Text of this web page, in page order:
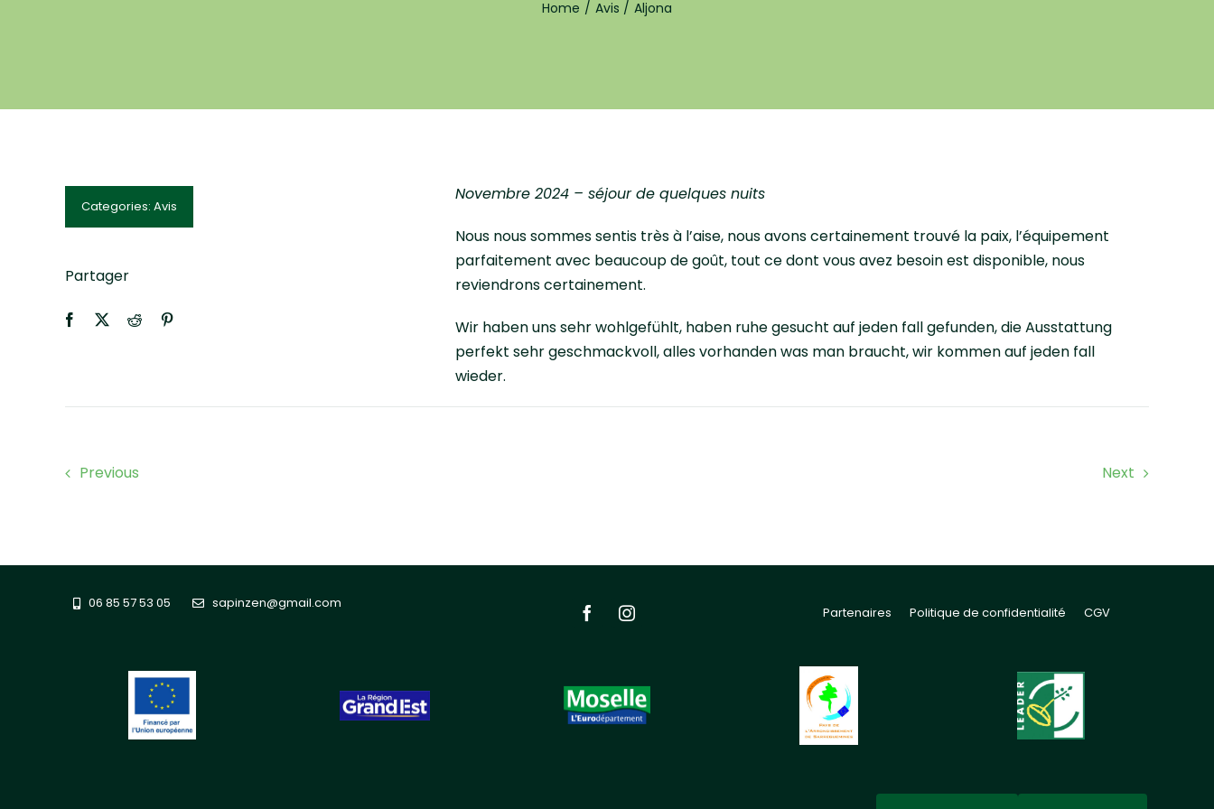
Home Avis Aljona
Categories: Avis
Partager
Novembre 2024 – séjour de quelques nuits
Nous nous sommes sentis très à l’aise, nous avons certainement trouvé la paix, l’équipement
parfaitement avec beaucoup de goût, tout ce dont vous avez besoin est disponible, nous
reviendrons certainement.
Wir haben uns sehr wohlgefühlt, haben ruhe gesucht auf jeden fall gefunden, die Ausstattung
perfekt sehr geschmackvoll, alles vorhanden was man braucht, wir kommen auf jeden fall
wieder.
Previous Next
06 85 57 53 05 sapinzen@gmail.com
Partenaires Politique de confidentialité CGV